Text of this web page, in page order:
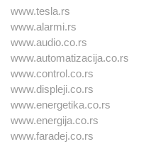
www.tesla.rs
www.alarmi.rs
www.audio.co.rs
www.automatizacija.co.rs
www.control.co.rs
www.displeji.co.rs
www.energetika.co.rs
www.energija.co.rs
www.faradej.co.rs